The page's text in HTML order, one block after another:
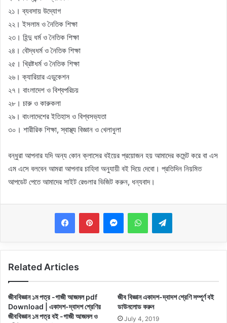
২১। ব্যবসায় উদ্যোগ
২২। ইসলাম ও নৈতিক শিক্ষা
২৩। হিন্দু ধর্ম ও নৈতিক শিক্ষা
২৪। বৌদ্ধধর্ম ও নৈতিক শিক্ষা
২৫। খ্রিষ্টধর্ম ও নৈতিক শিক্ষা
২৬। ক্যারিয়ার এডুকেশন
২৭। বাংলাদেশ ও বিশ্বপরিচয়
২৮। চারু ও কারুকলা
২৯। বাংলাদেশের ইতিহাস ও বিশ্বসভ্যতা
৩০। শারীরিক শিক্ষা, স্বাস্থ্য বিজ্ঞান ও খেলাধুলা
বন্ধুরা আপনার যদি অন্য কোন ক্লাসের বইয়ের প্রয়োজন হয় আমাদের কমেন্ট করে বা এস
এম এসে বলবেন আমরা আপনার চাহিদা অনুযায়ী বই দিয়ে দেবো। প্রতিদিন নিয়মিত
আপডেট পেতে আমাদের সাইট রেগুলার ভিজিট করুন, ধন্যবাদ।
MessengerWhatsAppTelegram
Related Articles
জীববিজ্ঞান ১ম পত্র -গাজী আজমল pdf
Download | একাদশ-দ্বাদশ শ্রেণির
জীববিজ্ঞান ১ম পত্র বই -গাজী আজমল ও
জীব বিজ্ঞান একাদশ-দ্বাদশ শ্রেণি সম্পূর্ণ বই
ডাউনলোড করুন
July 4, 2019